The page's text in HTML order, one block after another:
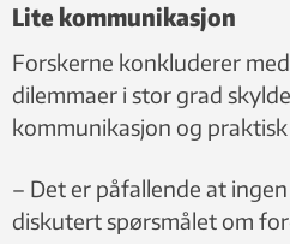
Lite kommunikasjon
Forskerne konkluderer
dilemmaer i stor grad
kommunikasjon og
– Det er påfallende at
diskutert spørsmålet om